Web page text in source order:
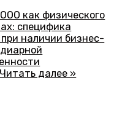
как физического
специфика
наличии бизнес-
Читать далее »